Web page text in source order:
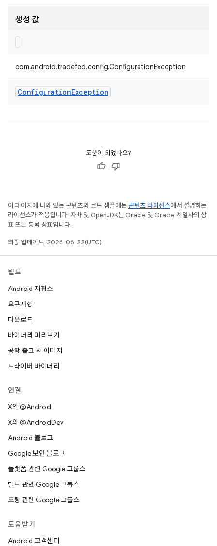
생성 값
com.android.tradefed.config.ConfigurationException
ConfigurationException
도움이 되었나요?
이 페이지에 나와 있는 콘텐츠와 코드 샘플에는 콘텐츠 라이선스에서 설명하는
라이선스가 적용됩니다. 자바 및 OpenJDK는 Oracle 및 Oracle 계열사의 상
표 또는 등록 상표입니다.
최종 업데이트: 2026-06-22(UTC)
빌드
Android 저장소
요구사항
다운로드
바이너리 미리보기
공장 출고 시 이미지
드라이버 바이너리
연결
X의 @Android
X의 @AndroidDev
Android 블로그
Google 보안 블로그
플랫폼 관련 Google 그룹스
빌드 관련 Google 그룹스
포팅 관련 Google 그룹스
도움받기
Android 고객센터